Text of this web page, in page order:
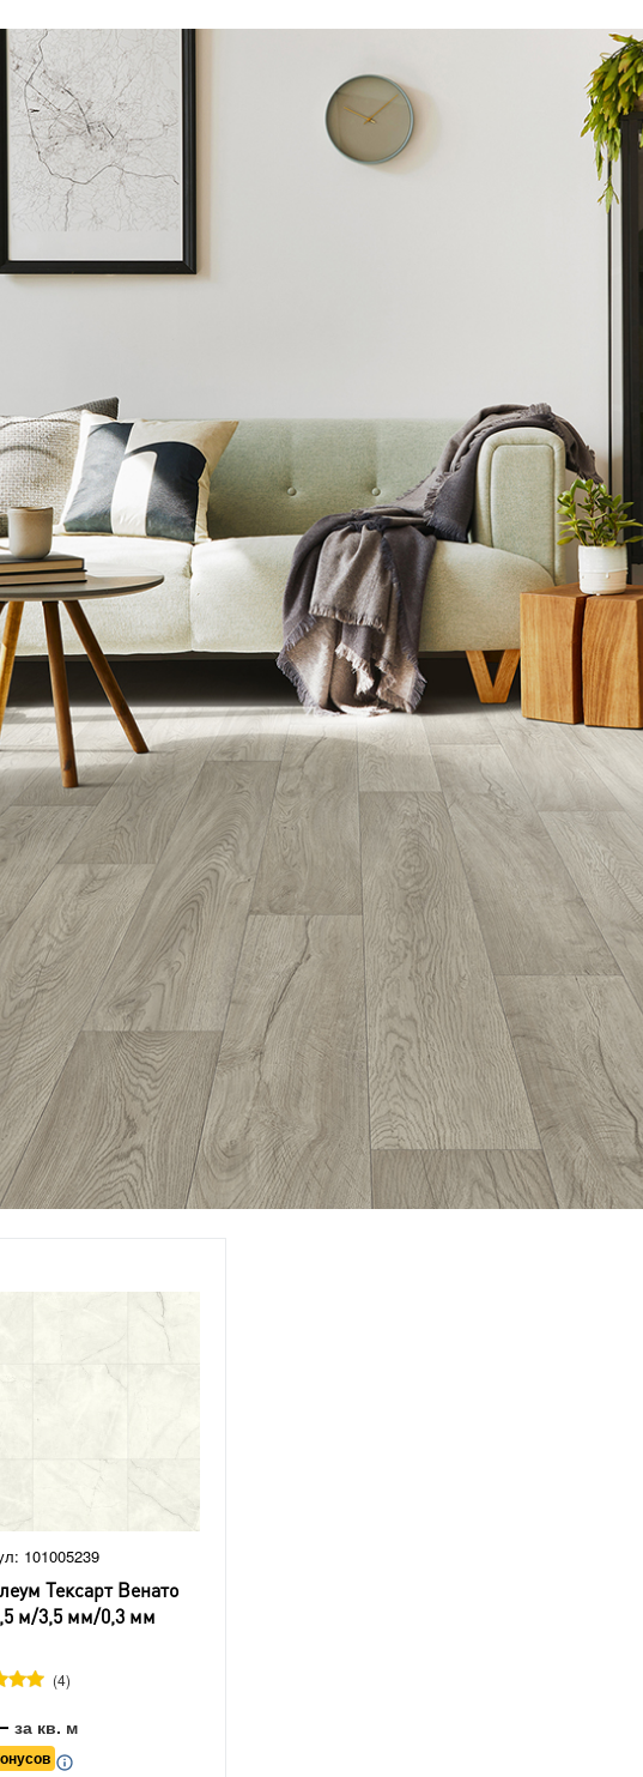
101005239
Тексарт Венато
м/3,5 мм/0,3 мм
4
за кв. м